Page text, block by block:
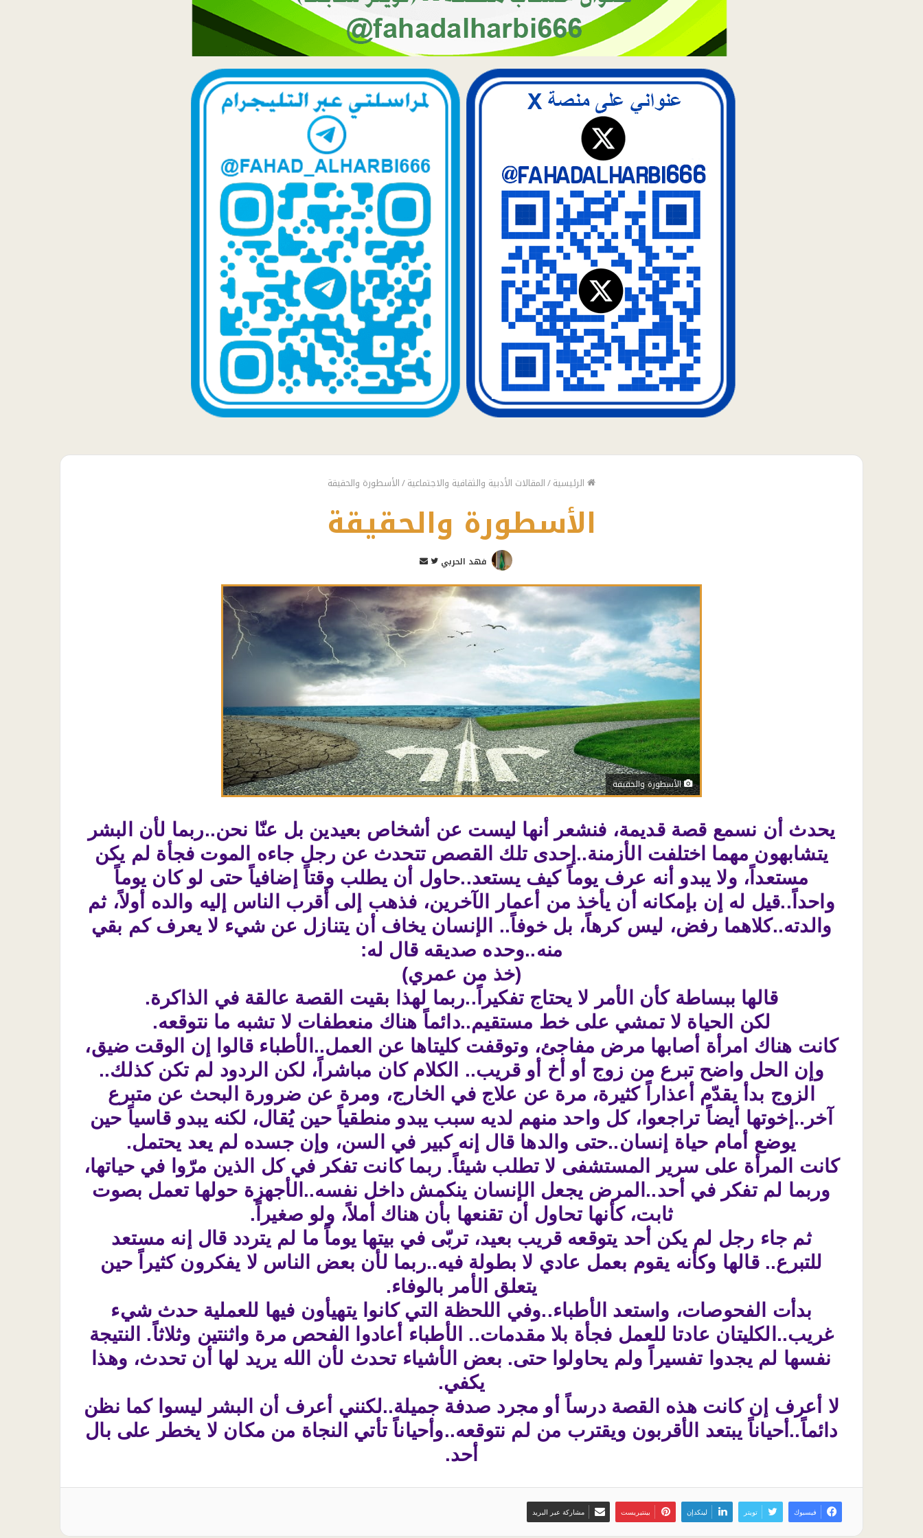
الرئيسية/المقالات الأدبية والثقافية والاجتماعية/الأسطورة والحقيقة
الأسطورة والحقيقة
فهد الحربي
تابع
تويتر
أرسل
إلكترونيا
الأسطورة والحقيقة
يحدث أن نسمع قصة قديمة، فنشعر أنها ليست عن أشخاص بعيدين بل عنّا نحن..ربما لأن البشر
يتشابهون مهما اختلفت الأزمنة..إحدى تلك القصص تتحدث عن رجل جاءه الموت فجأة لم يكن
مستعداً، ولا يبدو أنه عرف يوماً كيف يستعد..حاول أن يطلب وقتاً إضافياً حتى لو كان يوماً
واحداً..قيل له إن بإمكانه أن يأخذ من أعمار الآخرين، فذهب إلى أقرب الناس إليه والده أولاً، ثم
والدته..كلاهما رفض، ليس كرهاً، بل خوفاً.. الإنسان يخاف أن يتنازل عن شيء لا يعرف كم بقي
منه..وحده صديقه قال له:
(خذ من عمري)
قالها ببساطة كأن الأمر لا يحتاج تفكيراً..ربما لهذا بقيت القصة عالقة في الذاكرة.
لكن الحياة لا تمشي على خط مستقيم..دائماً هناك منعطفات لا تشبه ما نتوقعه.
كانت هناك امرأة أصابها مرض مفاجئ، وتوقفت كليتاها عن العمل..الأطباء قالوا إن الوقت ضيق،
وإن الحل واضح تبرع من زوج أو أخ أو قريب.. الكلام كان مباشراً، لكن الردود لم تكن كذلك..
الزوج بدأ يقدّم أعذاراً كثيرة، مرة عن علاج في الخارج، ومرة عن ضرورة البحث عن متبرع
آخر..إخوتها أيضاً تراجعوا، كل واحد منهم لديه سبب يبدو منطقياً حين يُقال، لكنه يبدو قاسياً حين
يوضع أمام حياة إنسان..حتى والدها قال إنه كبير في السن، وإن جسده لم يعد يحتمل.
كانت المرأة على سرير المستشفى لا تطلب شيئاً. ربما كانت تفكر في كل الذين مرّوا في حياتها،
وربما لم تفكر في أحد..المرض يجعل الإنسان ينكمش داخل نفسه..الأجهزة حولها تعمل بصوت
ثابت، كأنها تحاول أن تقنعها بأن هناك أملاً، ولو صغيراً.
ثم جاء رجل لم يكن أحد يتوقعه قريب بعيد، تربّى في بيتها يوماً ما لم يتردد قال إنه مستعد
للتبرع.. قالها وكأنه يقوم بعمل عادي لا بطولة فيه..ربما لأن بعض الناس لا يفكرون كثيراً حين
يتعلق الأمر بالوفاء.
بدأت الفحوصات، واستعد الأطباء..وفي اللحظة التي كانوا يتهيأون فيها للعملية حدث شيء
غريب..الكليتان عادتا للعمل فجأة بلا مقدمات.. الأطباء أعادوا الفحص مرة واثنتين وثلاثاً. النتيجة
نفسها لم يجدوا تفسيراً ولم يحاولوا حتى. بعض الأشياء تحدث لأن الله يريد لها أن تحدث، وهذا
يكفي.
لا أعرف إن كانت هذه القصة درساً أو مجرد صدفة جميلة..لكنني أعرف أن البشر ليسوا كما نظن
دائماً..أحياناً يبتعد الأقربون ويقترب من لم نتوقعه..وأحياناً تأتي النجاة من مكان لا يخطر على بال
أحد.
فيسبوك تويتر لينكدإن بينتيريست مشاركة عبر البريد